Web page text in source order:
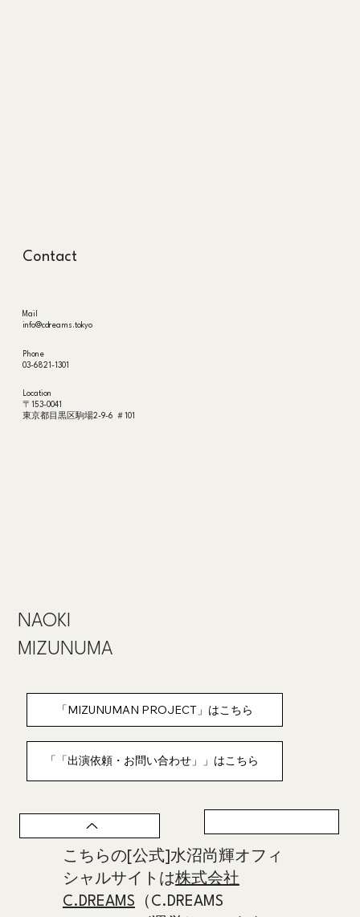
NAOKI
​MIZUNUMA
「MIZUNUMAN PROJECT」はこちら
「「出演依頼・お問い合わせ」」はこちら
こちらの[公式]水沼尚輝オフィ
シャルサイトは株式会社
C.DREAMS （C.DREAMS
Contact
Phone
03-6821-1301
​Mail
info@cdreams.tokyo
Location
〒153-0041
東京都目黒区駒場2-9-6 ＃101